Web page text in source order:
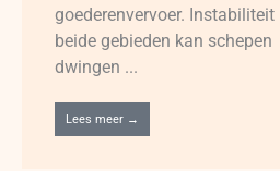
goederenvervoer. Instabiliteit
beide gebieden kan schepen
dwingen ...
Lees meer →